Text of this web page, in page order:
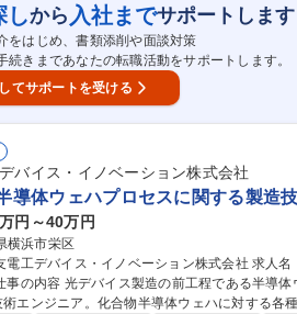
州など全世界に広大な開発・製造基板・販売網を保有しており
生産)】半導体業界にチャレンジ希望者を歓迎
しから 入社までサポートします
をはじめ、書類添削や面談対策
続きまであなたの転職活動をサポートします。
てサポートを受ける
バイス・イノベーション株式会社
導体ウェハプロセスに関する製造
円～40万円
横浜市栄区
・イノベーション株式会社 求人名 【横浜/半導体ウェハプロセスに関する製造技術】光
エンジニア。化合物半導体ウェハに対する各種